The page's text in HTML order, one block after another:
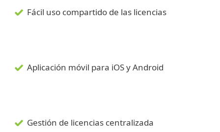
Fácil uso compartido de las licencias
Aplicación móvil para iOS y Android
Gestión de licencias centralizada